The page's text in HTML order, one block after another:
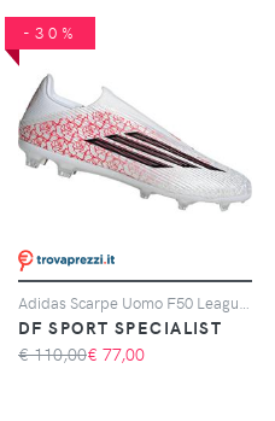
-30%
DF SPORT SPECIALIST
€ 110,00€ 77,00